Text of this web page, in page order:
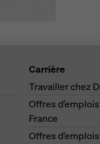
Carrière
Travailler chez
Offres
France
Offres